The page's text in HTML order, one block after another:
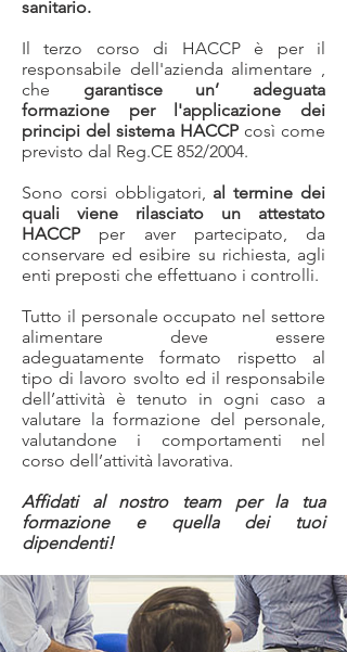
sanitario.
Il terzo corso di HACCP è per il
responsabile dell'azienda alimentare ,
che garantisce un’ adeguata
formazione per l'applicazione dei
principi del sistema HACCP così come
previsto dal Reg.CE 852/2004.
Sono corsi obbligatori, al termine dei
quali viene rilasciato un attestato
HACCP per aver partecipato,
da
conservare ed esibire su richiesta, agli
enti preposti che effettuano i controlli.
Tutto il personale occupato nel settore
alimentare deve essere
adeguatamente formato rispetto al
tipo di lavoro svolto ed il responsabile
dell’attività è tenuto in ogni caso a
valutare la formazione del personale,
valutandone i comportamenti nel
corso dell’attività lavorativa.
Affidati al nostro team per la tua
formazione e quella dei tuoi
dipendenti!